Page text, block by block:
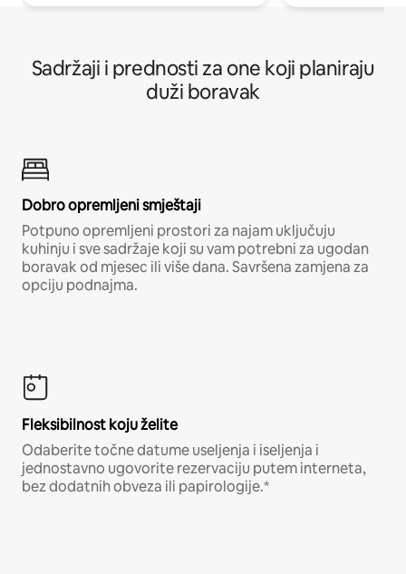
Sadržaji i prednosti za one koji planiraju
duži boravak
Dobro opremljeni smještaji
Potpuno opremljeni prostori za najam uključuju
kuhinju i sve sadržaje koji su vam potrebni za ugodan
boravak od mjesec ili više dana. Savršena zamjena za
opciju podnajma.
Fleksibilnost koju želite
Odaberite točne datume useljenja i iseljenja i
jednostavno ugovorite rezervaciju putem interneta,
bez dodatnih obveza ili papirologije.*